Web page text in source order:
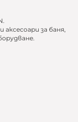
за баня,